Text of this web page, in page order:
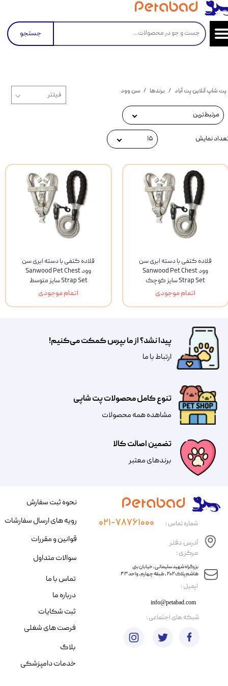
جستجو
پت شاپ آنلاین پت آباد برندها سن وود
مرتبط‌ترین
نمایش ۱۵
قلاده کتفی با دسته ابری سن
وود Sanwood Pet Chest
Strap Set سايز کوچک
اتمام موجودی
قلاده کتفی با دسته ابری سن
وود Sanwood Pet Chest
Strap Set سايز متوسط
اتمام موجودی
تضمین اصالت کالا
​​برندهای معتبر​​​​​​​
تنوع کامل محصولات پت شاپی
مشاهده همه محصولات
پیدا نشد؟ از ما بپرس کمکت می‌کنیم!
​​​ارتباط با ما
​ایمیل :
آدرس دفتر
مرکزی :
info@petabad.com
​​بزرگراه شهید سلیمانی، خیابان بنی
هاشم پلاک ۲۰۲ ، طبقه چهارم، واحد ۴۳
شماره تماس : ۰۲۱-۷۸۷۶۱۰۰۰
نحوه ثبت سفارش
رویه های ارسال سفارشات
قوانین و مقررات
سوالات متداول
تماس با ما
درباره ما
ثبت شکایات
فرصت های شغلی
​شبکه های اجتماعی :
بلاگ
خدمات دامپزشکی